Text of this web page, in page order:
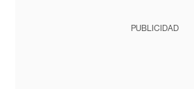
PUBLICIDAD